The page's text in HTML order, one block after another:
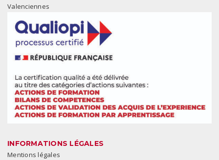
Valenciennes
INFORMATIONS LÉGALES
Mentions légales